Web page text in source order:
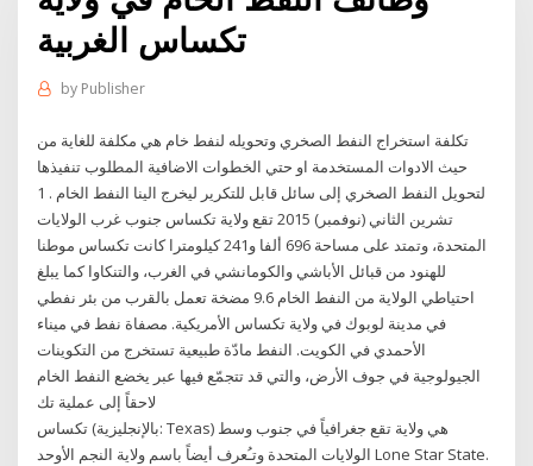
تكساس الغربية
by Publisher
تكلفة استخراج النفط الصخري وتحويله لنفط خام هي مكلفة للغاية من
حيث الادوات المستخدمة او حتي الخطوات الاضافية المطلوب تنفيذها
لتحويل النفط الصخري إلى سائل قابل للتكرير ليخرج الينا النفط الخام . 1
تشرين الثاني (نوفمبر) 2015 تقع ولاية تكساس جنوب غرب الولايات
المتحدة، وتمتد على مساحة 696 ألفا و241 كيلومترا كانت تكساس موطنا
للهنود من قبائل الأباشي والكومانشي في الغرب، والتنكاوا كما يبلغ
احتياطي الولاية من النفط الخام 9.6 مضخة تعمل بالقرب من بئر نفطي
في مدينة لوبوك في ولاية تكساس الأمريكية. مصفاة نفط في ميناء
الأحمدي في الكويت. النفط مادّة طبيعية تستخرج من التكوينات
الجيولوجية في جوف الأرض، والتي قد تتجمّع فيها عبر يخضع النفط الخام
لاحقاً إلى عملية تك
تكساس (بالإنجليزية: Texas) هي ولاية تقع جغرافياً في جنوب وسط
الولايات المتحدة وتـُعرف أيضاً باسم ولاية النجم الأوحد Lone Star State.